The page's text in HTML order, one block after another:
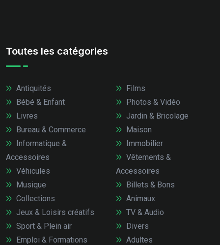
Toutes les catégories
Antiquités
Bébé & Enfant
Livres
Bureau & Commerce
Informatique &
Accessoires
Véhicules
Films
Photos & Vidéo
Jardin & Bricolage
Maison
Immobilier
Vêtements &
Accessoires
Musique
Collections
Jeux & Loisirs créatifs
Sport & Plein air
Emploi & Formations
Billets & Bons
Animaux
TV & Audio
Divers
Adultes